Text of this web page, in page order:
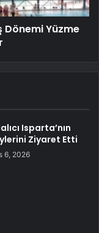
Dönemi Yüzme
Isparta’nın
Ziyaret Etti
6, 2026